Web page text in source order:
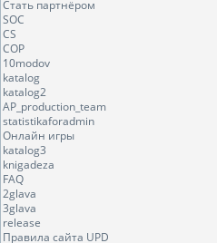
Стать партнёром
SOC
CS
COP
10modov
katalog
katalog2
AP_production_team
statistikaforadmin
Онлайн игры
katalog3
knigadeza
FAQ
2glava
3glava
release
Правила сайта UPD